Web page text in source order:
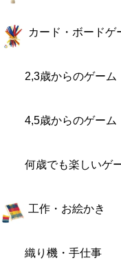
カード・ボードゲ
2,3歳からのゲーム
4,5歳からのゲーム
何歳でも楽しいゲ
工作・お絵かき
織り機・手仕事